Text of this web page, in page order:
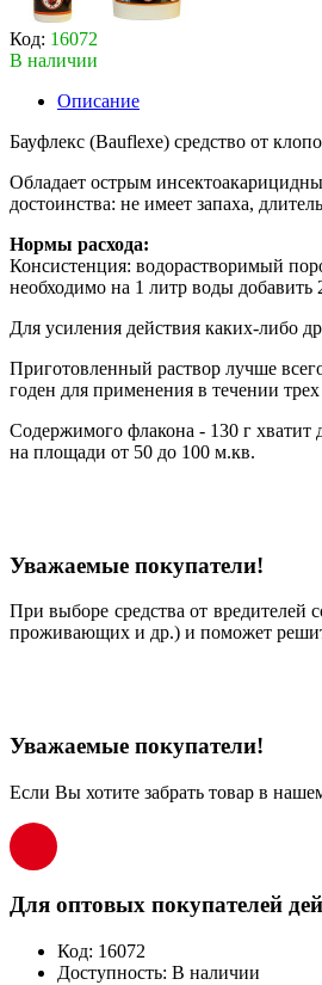
Код: 16072
В наличии
Описание
Бауфлекс (Bauflexe) средство от
Обладает острым
достоинства: не имеет запаха,
Нормы расхода:
Консистенция: водорастворимый
необходимо на 1 литр воды
Для усиления действия каких-либо
Приготовленный раствор лучше
годен для применения в течении трех
Содержимого флакона - 130 г хватит
на площади от 50 до 100 м.кв.
Уважаемые покупатели!
При выборе средства от вредителей
проживающих и др.) и поможет
Уважаемые покупатели!
Если Вы хотите забрать товар в
Для оптовых покупателей
Код: 16072
Доступность: В наличии